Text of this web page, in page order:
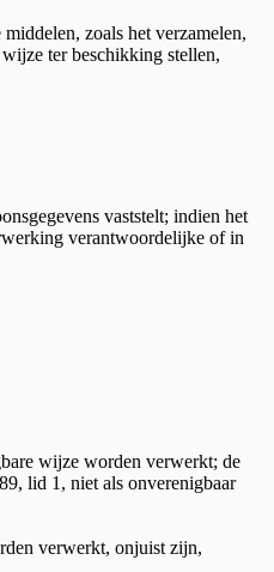
zoals het verzamelen,
ter beschikking stellen,
vaststelt; indien het
verantwoordelijke of in
wijze worden verwerkt; de
lid 1, niet als onverenigbaar
verwerkt, onjuist zijn,